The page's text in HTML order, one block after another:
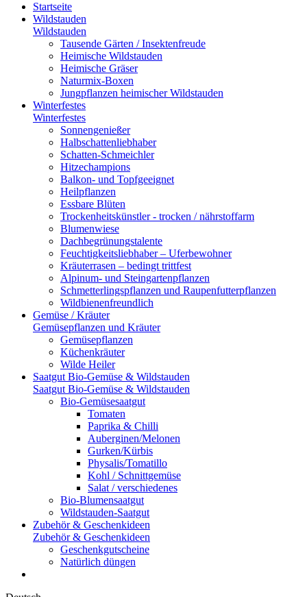
Startseite
Wildstauden
Wildstauden
Tausende Gärten / Insektenfreude
Heimische Wildstauden
Heimische Gräser
Naturmix-Boxen
Jungpflanzen heimischer Wildstauden
Winterfestes
Winterfestes
Sonnengenießer
Halbschattenliebhaber
Schatten-Schmeichler
Hitzechampions
Balkon- und Topfgeeignet
Heilpflanzen
Essbare Blüten
Trockenheitskünstler - trocken / nährstoffarm
Blumenwiese
Dachbegrünungstalente
Feuchtigkeitsliebhaber – Uferbewohner
Kräuterrasen – bedingt trittfest
Alpinum- und Steingartenpflanzen
Schmetterlingspflanzen und Raupenfutterpflanzen
Wildbienenfreundlich
Gemüse / Kräuter
Gemüsepflanzen und Kräuter
Gemüsepflanzen
Küchenkräuter
Wilde Heiler
Saatgut Bio-Gemüse & Wildstauden
Saatgut Bio-Gemüse & Wildstauden
Bio-Gemüsesaatgut
Tomaten
Paprika & Chilli
Auberginen/Melonen
Gurken/Kürbis
Physalis/Tomatillo
Kohl / Schnittgemüse
Salat / verschiedenes
Bio-Blumensaatgut
Wildstauden-Saatgut
Zubehör & Geschenkideen
Zubehör & Geschenkideen
Geschenkgutscheine
Natürlich düngen